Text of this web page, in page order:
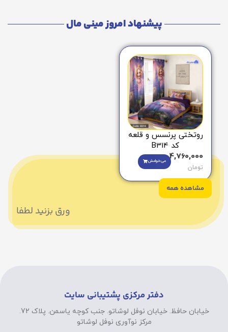
پیشنهاد امروز مینی مال
روتختی پرنسس و قلعه
کد B314
4,760,000
تومان
می‌خوامش
مشاهده همه
ورق بزنید لطفا
دفتر مرکزی پشتیبانی سایت
خیابان حافظ. خیابان نوفل لوشاتو. جنب کوچه یاسمن. پلاک 72.
مرکز نوآوری نوفل لوشاتو